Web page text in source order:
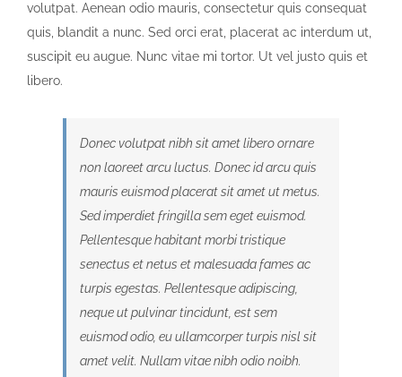
volutpat. Aenean odio mauris, consectetur quis consequat
quis, blandit a nunc. Sed orci erat, placerat ac interdum ut,
suscipit eu augue. Nunc vitae mi tortor. Ut vel justo quis et
libero.
Donec volutpat nibh sit amet libero ornare
non laoreet arcu luctus. Donec id arcu quis
mauris euismod placerat sit amet ut metus.
Sed imperdiet fringilla sem eget euismod.
Pellentesque habitant morbi tristique
senectus et netus et malesuada fames ac
turpis egestas. Pellentesque adipiscing,
neque ut pulvinar tincidunt, est sem
euismod odio, eu ullamcorper turpis nisl sit
amet velit. Nullam vitae nibh odio noibh.